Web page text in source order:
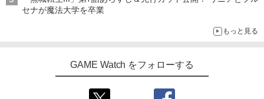
セナが魔法大学を卒業
もっと見る
GAME Watch をフォローする